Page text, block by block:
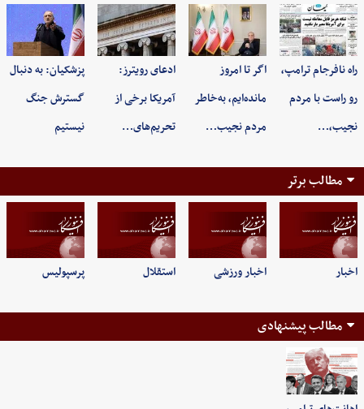
راه نافرجام ترامپ،
رو راست با مردم
نجیب،…
اگر تا امروز
مانده‌ایم، به‌خاطر
مردم نجیب…
ادعای رویترز:
آمریکا برخی از
تحریم‌های…
پزشکیان: به‌ دنبال
گسترش جنگ
نیستیم
مطالب برتر
اخبار اخبار ورزشی استقلال پرسپولیس
مطالب پیشنهادی